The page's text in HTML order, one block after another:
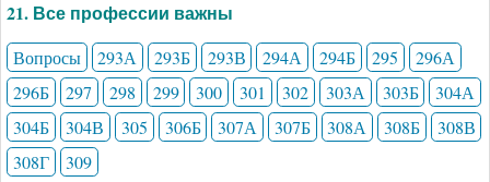
21. Все профессии важны
Вопросы 293А 293Б 293В 294А 294Б 295
296А
296Б
297 298 299 300 301 302 303А 303Б
304А
304Б
304В 305 306Б 307А 307Б 308А 308Б
308В
308Г
309